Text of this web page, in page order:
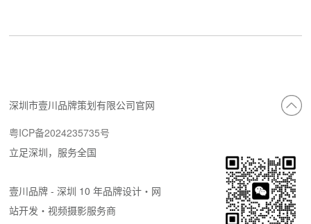
深圳市壹川品牌策划有限公司官网
粤ICP备2024235735号
立足深圳，服务全国
壹川品牌 - 深圳 10 年品牌设计・网
站开发・视频摄影服务商